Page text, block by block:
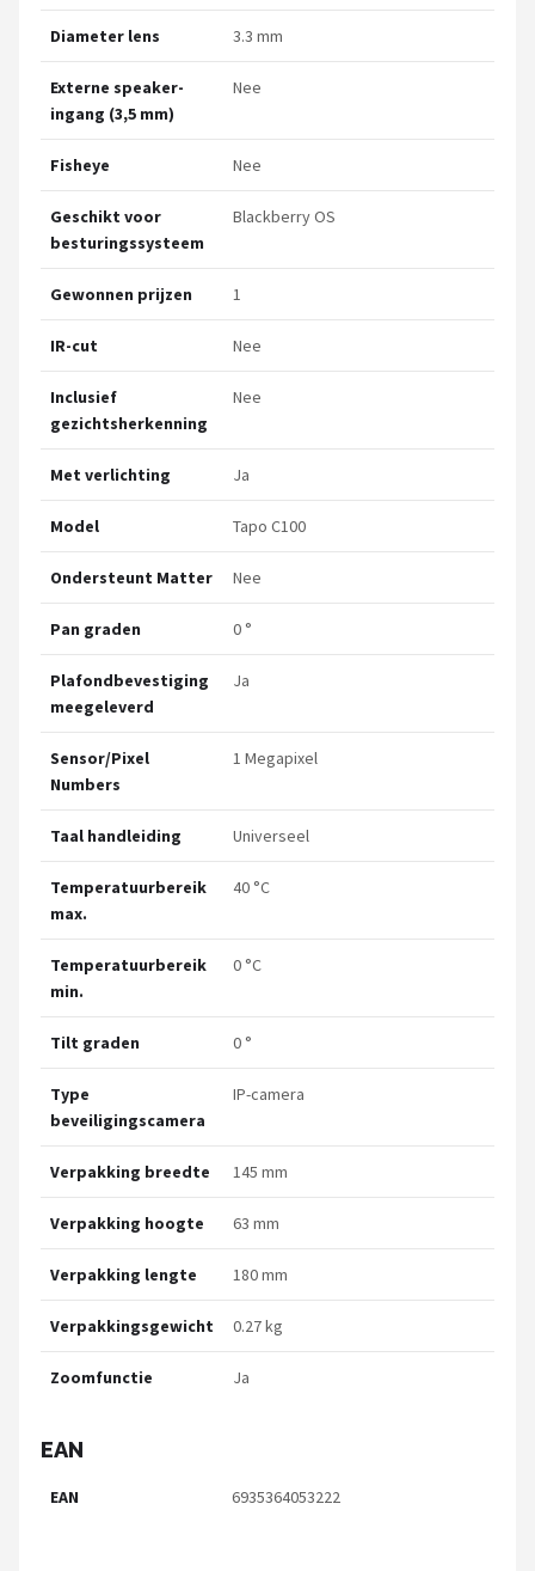
Diameter lens 3.3 mm
Externe speaker-
ingang (3,5 mm)
Nee
Fisheye Nee
Geschikt voor
besturingssysteem
Blackberry OS
Gewonnen prijzen 1
IR-cut Nee
Inclusief
gezichtsherkenning
Nee
Met verlichting Ja
Model Tapo C100
Ondersteunt Matter Nee
Pan graden 0 °
Plafondbevestiging
meegeleverd
Ja
Sensor/Pixel
Numbers
1 Megapixel
Taal handleiding Universeel
Temperatuurbereik
max.
40 °C
Temperatuurbereik
min.
0 °C
Tilt graden 0 °
Type
beveiligingscamera
IP-camera
Verpakking breedte 145 mm
Verpakking hoogte 63 mm
Verpakking lengte 180 mm
Verpakkingsgewicht 0.27 kg
Zoomfunctie Ja
EAN
EAN 6935364053222